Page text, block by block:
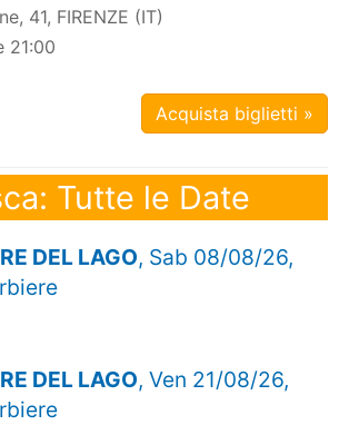
41, FIRENZE (IT)
21:00
Acquista biglietti »
Tutte le Date
DEL LAGO, Sab 08/08/26,
DEL LAGO, Ven 21/08/26,